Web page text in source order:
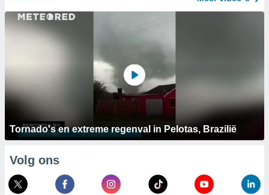
Tornado's en extreme regenval in Pelotas, Brazilië
Volg ons